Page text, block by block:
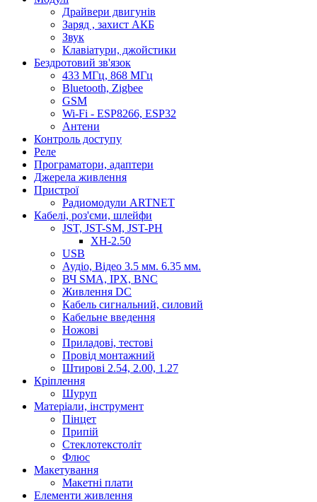
Драйвери двигунів
Заряд , захист АКБ
Звук
Клавіатури, джойстики
Бездротовий зв'язок
433 МГц, 868 МГц
Bluetooth, Zigbee
GSM
Wi-Fi - ESP8266, ESP32
Антени
Контроль доступу
Реле
Програматори, адаптери
Джерела живлення
Пристрої
Радиомодули ARTNET
Кабелі, роз'єми, шлейфи
JST, JST-SM, JST-PH
XH-2.50
USB
Аудіо, Відео 3.5 мм. 6.35 мм.
ВЧ SMA, IPX, BNC
Живлення DC
Кабель сигнальний, силовий
Кабельне введення
Ножові
Приладові, тестові
Провід монтажний
Штирові 2.54, 2.00, 1.27
Кріплення
Шуруп
Матеріали, інструмент
Пінцет
Припій
Стеклотекстоліт
Флюс
Макетування
Макетні плати
Елементи живлення